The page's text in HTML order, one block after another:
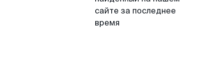
сайте за последнее
время